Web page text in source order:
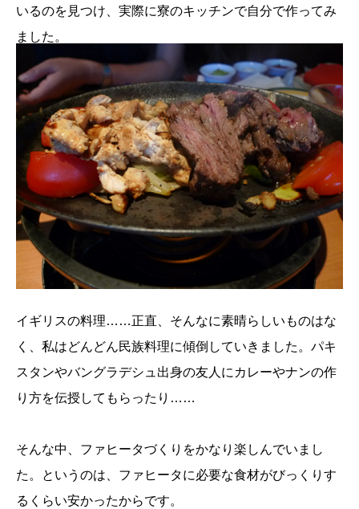
いるのを見つけ、実際に寮のキッチンで自分で作ってみ
ました。
イギリスの料理……正直、そんなに素晴らしいものはな
く、私はどんどん民族料理に傾倒していきました。パキ
スタンやバングラデシュ出身の友人にカレーやナンの作
り方を伝授してもらったり……
そんな中、ファヒータづくりをかなり楽しんでいまし
た。というのは、ファヒータに必要な食材がびっくりす
るくらい安かったからです。